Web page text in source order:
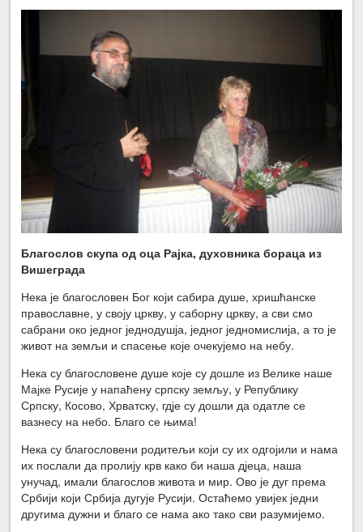
Благослов скупа од оца Рајка, духовника бораца из
Вишеграда
Нека је благословен Бог који сабира душе, хришћанске
православне, у своју цркву, у саборну цркву, а сви смо
сабрани око једног једнодушја, једног једномислија, а то је
живот на земљи и спасење које очекујемо на небу.
Нека су благословене душе које су дошле из Велике наше
Мајке Русије у напаћену српску земљу, у Републику
Српску, Косово, Хрватску, гдје су дошли да одатле се
вазнесу на небо. Благо се њима!
Нека су благословени родитељи који су их одгојили и нама
их послали да пролију крв како би наша дјеца, наша
унучад, имали благослов живота и мир. Ово је дуг према
Србији који Србија дугује Русији. Остаћемо увијек једни
другима дужни и благо се нама ако тако сви разумијемо.